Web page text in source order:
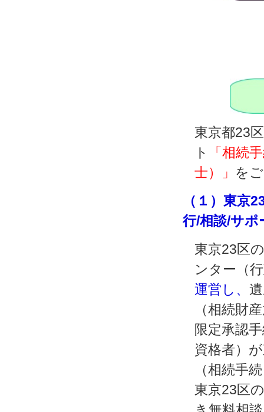
東京都23
ト
「相続
士）」 を
（１）東京
行/相談/サ
東京23区
ンター（
運営し、
（相続財
限定承認
資格者）
（相続手
東京23区